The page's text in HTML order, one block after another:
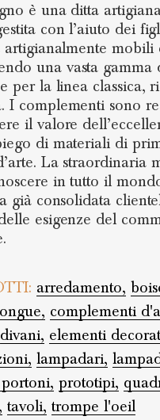
è una ditta
con l’aiuto dei
artigianalmente mobili
una vasta
per la linea classica,
I complementi sono
il valore
di materiali di
La straordinaria
in tutto il
già consolidata
esigenze del
arredamento,
complementi
divani, elementi
lampadari,
prototipi,
tavoli, trompe l'oeil